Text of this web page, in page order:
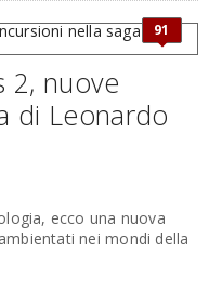
91
2, nuove
di Leonardo
ecco una nuova
nei mondi della